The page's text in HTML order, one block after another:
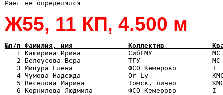
Ж55, 11 КП, 4.500 м
№п/п Фамилия, имя              Коллектив            Квал
1 Каширина Ирина            CибГМУ               МС
2 Белоусова Вера            ТГУ
3 Мицура Елена              ФСО Кемерово
4 Чумова Надежда            Or-Ly
5 Веселова Марина           Томск, лично
6 Корнилова Людмила         ФСО Кемерово